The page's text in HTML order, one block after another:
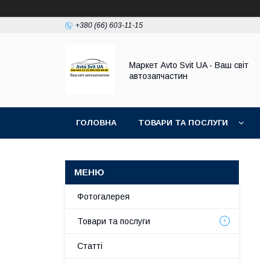
+380 (66) 603-11-15
Маркет Avto Svit UA - Ваш світ
автозапчастин
ГОЛОВНА ТОВАРИ ТА ПОСЛУГИ
Фотогалерея
Товари та послуги
Статті